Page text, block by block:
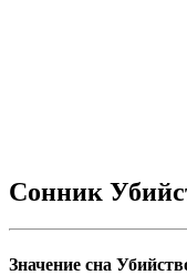
Сонник
Значение сна